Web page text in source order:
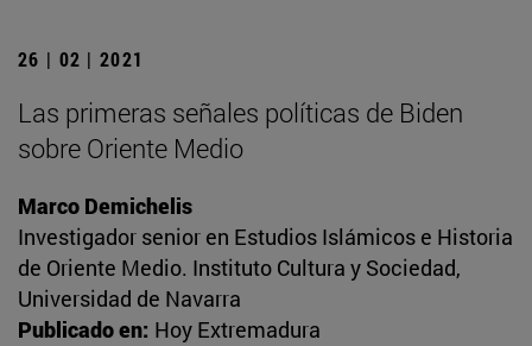
26 | 02 | 2021
Las primeras señales políticas de Biden
sobre Oriente Medio
Marco Demichelis
Investigador senior en Estudios Islámicos e Historia
de Oriente Medio. Instituto Cultura y Sociedad,
Universidad de Navarra
Publicado en: Hoy Extremadura